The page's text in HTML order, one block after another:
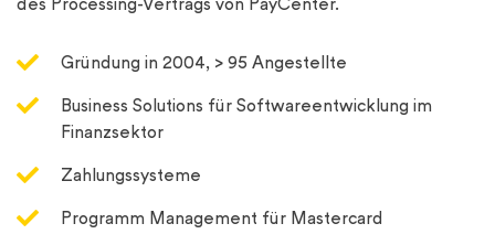
des Processing-Vertrags von PayCenter.
Gründung in 2004, > 95 Angestellte
Business Solutions für Softwareentwicklung im
Finanzsektor
Zahlungssysteme
Programm Management für Mastercard